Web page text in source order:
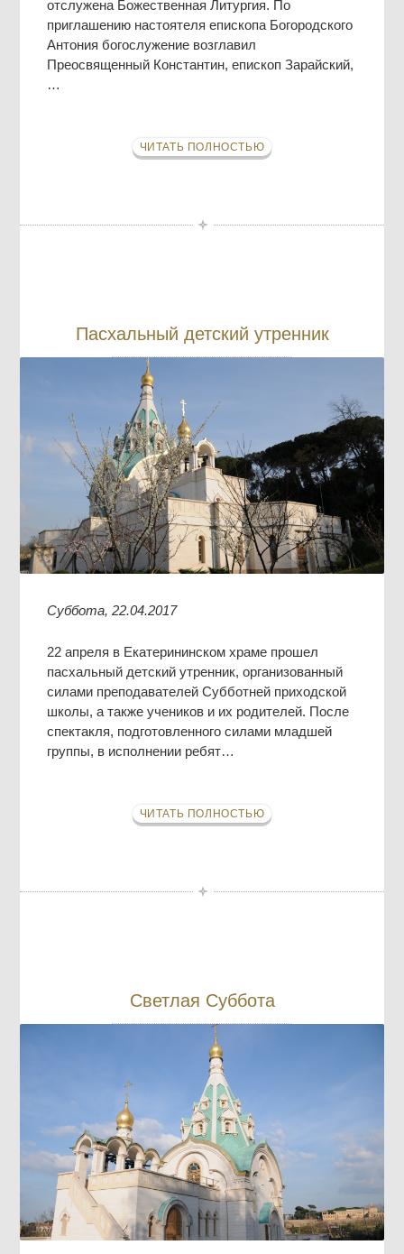
отслужена Божественная Литургия. По
приглашению настоятеля епископа Богородского
Антония богослужение возглавил
Преосвященный Константин, епископ Зарайский,
…
ЧИТАТЬ ПОЛНОСТЬЮ
Пасхальный детский утренник
Суббота, 22.04.2017
22 апреля в Екатерининском храме прошел
пасхальный детский утренник, организованный
силами преподавателей Субботней приходской
школы, а также учеников и их родителей. После
спектакля, подготовленного силами младшей
группы, в исполнении ребят…
ЧИТАТЬ ПОЛНОСТЬЮ
Светлая Суббота